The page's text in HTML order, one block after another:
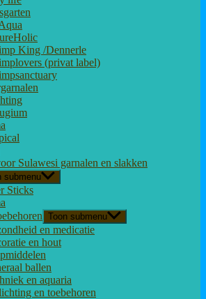
King /Dennerle
(privat label)
Sulawesi garnalen en slakken
submenu
Sticks
Toon submenu
en medicatie
en hout
ballen
en aquaria
en toebehoren